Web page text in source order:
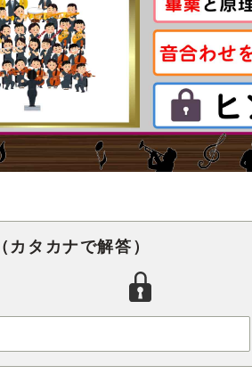
カタカナで解答）